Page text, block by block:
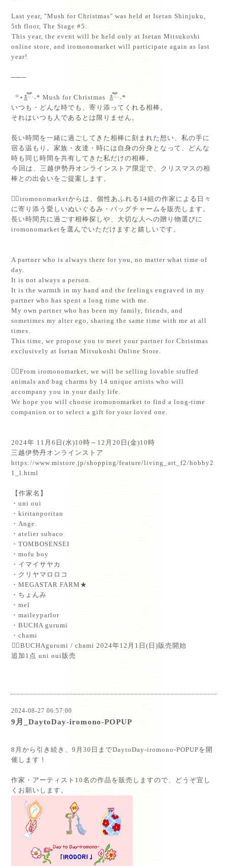
Last year, "Mush for Christmas" was held at Isetan Shinjuku,
5th floor, The Stage #5.⁡
⁡This year, the event will be held only at Isetan Mitsukoshi
online store, and iromonomarket will participate again as last
year!⁡
───⁡
꙳⋆‪࿄ཽ·˖* Mush for Christmas ࿄ཽ·˖*‬⁡
いつも・どんな時でも、寄り添ってくれる相棒。⁡
それはいつも人であるとは限りません。⁡
長い時間を一緒に過ごしてきた相棒に刻まれた想い、私の手に
宿る温もり。家族・友達・時には自身の分身となって、どんな
時も同じ時間を共有してきた私だけの相棒。⁡
⁡今回は、三越伊勢丹オンラインストア限定で、クリスマスの相
棒との出会いをご提案します。⁡
💁‍♀️iromonomarketからは、個性あふれる14組の作家による日々
に寄り添う愛しいぬいぐるみ・バッグチャームを販売します。⁡
長い時間共に過ごす相棒探しや、大切な人への贈り物選びに
iromonomarketを選んでいただけますと嬉しいです。⁡
A partner who is always there for you, no matter what time of
day.⁡
It is not always a person.⁡
It is the warmth in my hand and the feelings engraved in my
partner who has spent a long time with me.
My own partner who has been my family, friends, and
sometimes my alter ego, sharing the same time with me at all
times.⁡
This time, we propose you to meet your partner for Christmas
exclusively at Isetan Mitsukoshi Online Store. ⁡
💁‍♀️From iromonomarket, we will be selling lovable stuffed
animals and bag charms by 14 unique artists who will
accompany you in your daily life.⁡
We hope you will choose iromonomarket to find a long-time
companion or to select a gift for your loved one. ⁡
2024年 11月6日(水)10時～12月20日(金)10時⁡
三越伊勢丹オンラインストア⁡
https://www.mistore.jp/shopping/feature/living_art_f2/hobby2
1_l.html
⁡【作家名】⁡
・uni oui⁡
・kiritanporitan⁡
・Ange.⁡
・atelier subaco⁡
・TOMBOSENSEI⁡
・mofu boy⁡
・イマイサヤカ⁡
・クリヤマロロコ⁡
・MEGASTAR FARM★⁡
・ちょんみ⁡
・mel⁡
・maileyparlor⁡
・BUCHA gurumi⁡
・chami⁡
⁡💁‍♀️BUCHAgurumi / chami 2024年12月1日(日)販売開始⁡
追加1点 uni oui販売
2024-08-27 06:57:00
9月_DaytoDay-iromono-POPUP
8月から引き続き、9月30日までDaytoDay-iromono-POPUPを開
催します！
作家・アーティスト10名の作品を販売しますので、どうぞ宜し
くお願いします。